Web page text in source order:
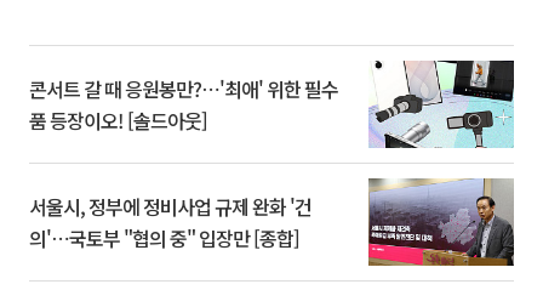
콘서트 갈 때 응원봉만?⋯'최애' 위한 필수
품 등장이오! [솔드아웃]
서울시, 정부에 정비사업 규제 완화 '건
의'⋯국토부 "협의 중" 입장만 [종합]